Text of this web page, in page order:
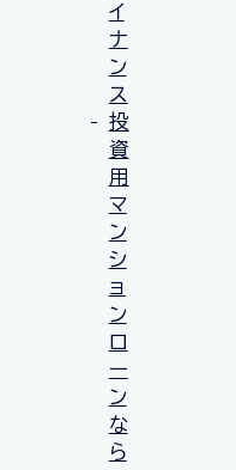
イ
ナ
ン
ス
投
資
用
マ
ン
シ
ョ
ン
ロ
ー
ン
な
ら